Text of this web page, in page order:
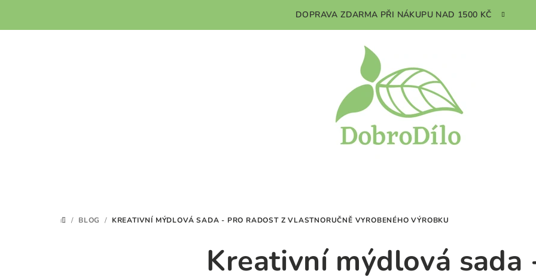
DOPRAVA ZDARMA PŘI NÁKUPU NAD 1500 KČ
DOMŮ
/ BLOG / KREATIVNÍ MÝDLOVÁ SADA - PRO RADOST Z VLASTNORUČNĚ VYROBENÉHO VÝROBKU
Kreativní mýdlová sada